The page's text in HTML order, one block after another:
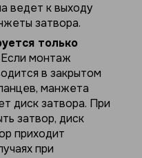
ведет к выходу
затвора.
только
Если монтаж
в закрытом
манжета
диск затвора. При
затвор, диск
приходит
при